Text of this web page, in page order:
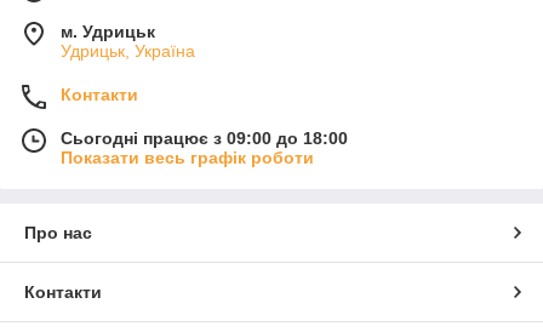
м. Удрицьк
Удрицьк, Україна
Контакти
Сьогодні працює з 09:00 до 18:00
Показати весь графік роботи
Про нас
Контакти